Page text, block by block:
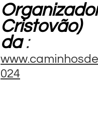
Cristovão)
da :
024